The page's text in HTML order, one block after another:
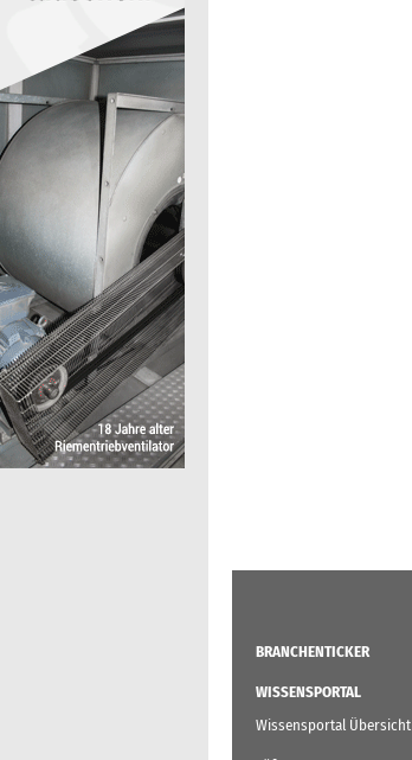
BRANCHENTICKER
WISSENSPORTAL
Wissensportal Übersicht